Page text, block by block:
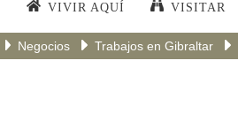
VIVIR AQUÍ VISITAR
Negocios Trabajos en Gibraltar